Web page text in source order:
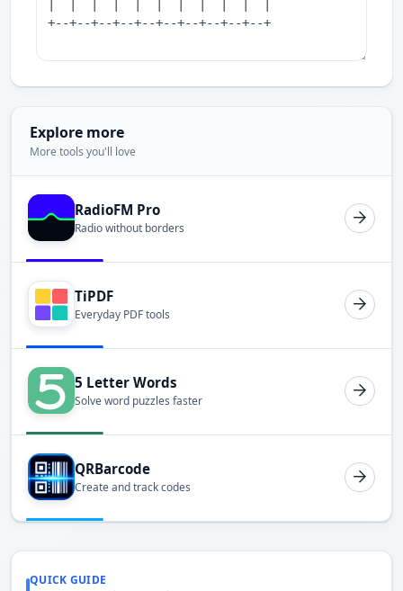
Explore more
More tools you'll love
RadioFM Pro
Radio without borders
TiPDF
Everyday PDF tools
5 Letter Words
Solve word puzzles faster
QRBarcode
Create and track codes
QUICK GUIDE